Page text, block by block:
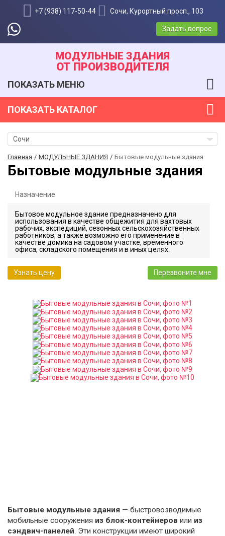
+7 (938) 117-50-44 Сочи, Курортный просп., 103
Задать вопрос
МОДУЛЬНЫЕ ЗДАНИЯ
ОТ ПРОИЗВОДИТЕЛЯ
ПОКАЗАТЬ МЕНЮ
ПОКАЗАТЬ КАТАЛОГ
Сочи
Главная МОДУЛЬНЫЕ ЗДАНИЯ Бытовые модульные здания
Бытовые модульные здания
Назначение
Бытовое модульное здание предназначено для
использования в качестве общежития для вахтовых
рабочих, экспедиций, сезонных сельскохозяйственных
работников, а также возможно его применение в
качестве домика на садовом участке, временного
офиса, складского помещения и в иных целях.
Узнать цену Перезвоните мне
Бытовые модульные здания — быстровозводимые
мобильные сооружения из блок-контейнеров или из
сэндвич-панелей. Эти конструкции имеют широкий